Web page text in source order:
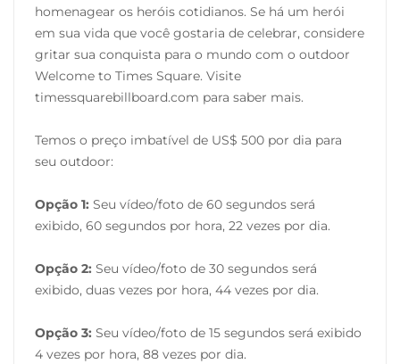
homenagear os heróis cotidianos. Se há um herói
em sua vida que você gostaria de celebrar, considere
gritar sua conquista para o mundo com o outdoor
Welcome to Times Square. Visite
timessquarebillboard.com para saber mais.
Temos o preço imbatível de US$ 500 por dia para
seu outdoor:
Opção 1: Seu vídeo/foto de 60 segundos será
exibido, 60 segundos por hora, 22 vezes por dia.
Opção 2: Seu vídeo/foto de 30 segundos será
exibido, duas vezes por hora, 44 vezes por dia.
Opção 3: Seu vídeo/foto de 15 segundos será exibido
4 vezes por hora, 88 vezes por dia.